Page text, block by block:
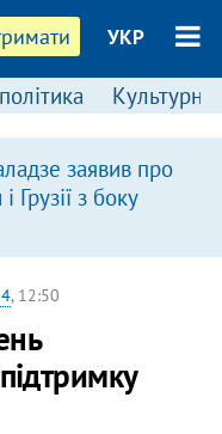
УКР
Культурні
заявив про
Грузії з боку
, 12:50